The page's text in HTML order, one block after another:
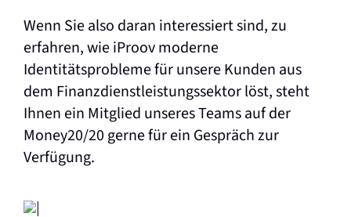
Wenn Sie also daran interessiert sind, zu
erfahren, wie iProov moderne
Identitätsprobleme für unsere Kunden aus
dem Finanzdienstleistungssektor löst, steht
Ihnen ein Mitglied unseres Teams auf der
Money20/20 gerne für ein Gespräch zur
Verfügung.